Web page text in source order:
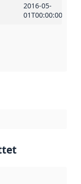
2016-05-
01T00:00:00Z
eller